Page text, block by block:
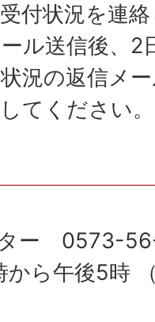
付状況を連
ル送信後、2
況の返信メ
てください。
ター 0573-
から午後5時